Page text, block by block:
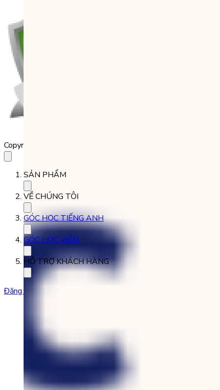
Copyright 2023 Babilala Class
SẢN PHẨM
VỀ CHÚNG TÔI
GÓC HỌC TIẾNG ANH
GÓC HỌC VIÊN
HỖ TRỢ KHÁCH HÀNG
Đăng ký học